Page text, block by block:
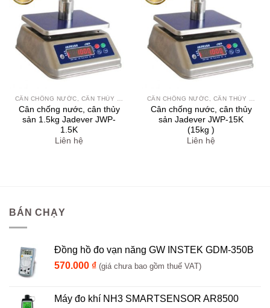
CÂN CHỐNG NƯỚC, CÂN THỦY SẢN
Cân chống nước, cân thủy
sản 1.5kg Jadever JWP-
1.5K
Liên hệ
CÂN CHỐNG NƯỚC, CÂN THỦY SẢN
Cân chống nước, cân thủy
sản Jadever JWP-15K
(15kg )
Liên hệ
BÁN CHẠY
Đồng hồ đo vạn năng GW INSTEK GDM-350B
570.000 ₫ (giá chưa bao gồm thuế VAT)
Máy đo khí NH3 SMARTSENSOR AR8500